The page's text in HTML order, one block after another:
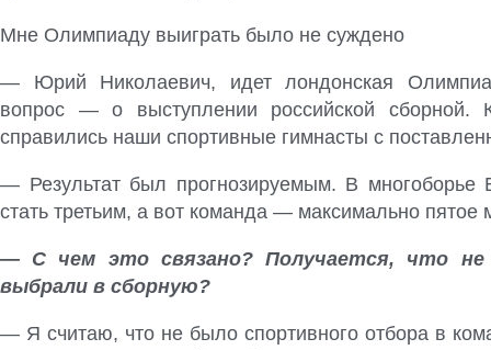
Мне Олимпиаду выиграть было не суждено
— Юрий Николаевич, идет лондонская
вопрос — о выступлении российской сборной.
справились наши спортивные гимнасты с
— Результат был прогнозируемым. В многоборье
стать третьим, а вот команда — максимально пятое
— С чем это связано? Получается, что не
выбрали в сборную?
— Я считаю, что не было спортивного отбора в